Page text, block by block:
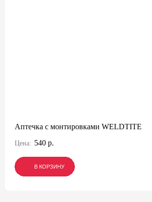
Аптечка с монтировками WELDTITE
Цена: 540 р.
В КОРЗИНУ
В КОРЗИНУ
В КОРЗИНУ